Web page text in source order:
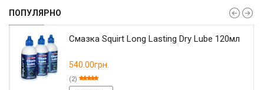
ПОПУЛЯРНО
Смазка Squirt Long Lasting Dry Lube 120мл
540.00грн.
(2)